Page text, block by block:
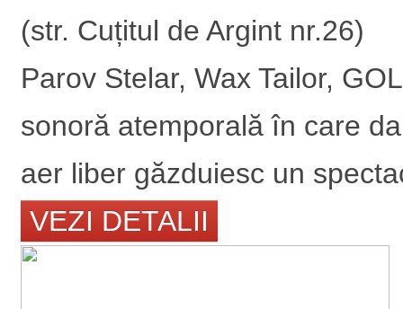
(str. Cuțitul de Argint nr.26)
Parov Stelar, Wax Tailor,
sonoră atemporală în care
aer liber găzduiesc un
VEZI DETALII